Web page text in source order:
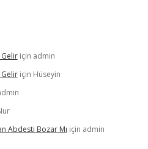
için admin
için Hüseyin
Abdesti Bozar Mı için admin